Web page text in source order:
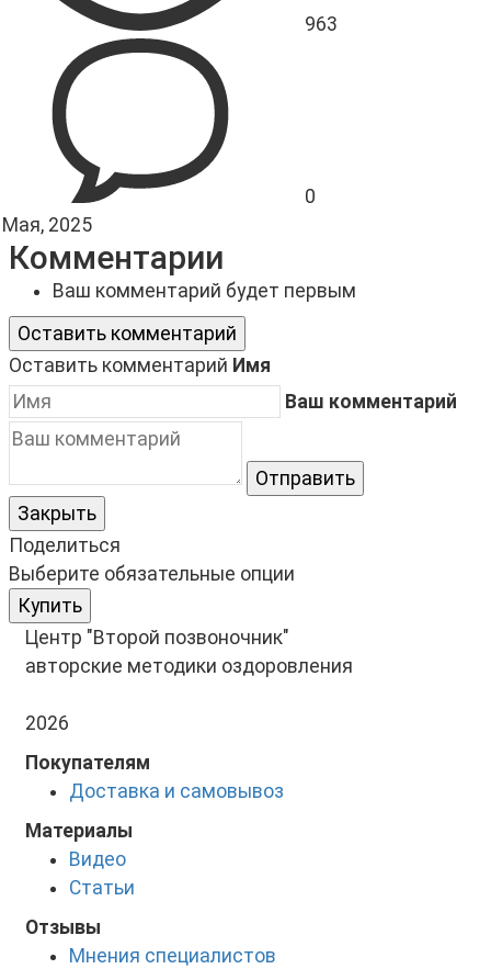
963
0
2025
Комментарии
Ваш комментарий будет первым
Оставить комментарий
Оставить комментарий Имя
Ваш комментарий
Отправить
Закрыть
Поделиться
Выберите обязательные опции
Купить
Центр "Второй позвоночник"
авторские методики оздоровления
2026
Покупателям
Доставка и самовывоз
Материалы
Видео
Статьи
Отзывы
Мнения специалистов